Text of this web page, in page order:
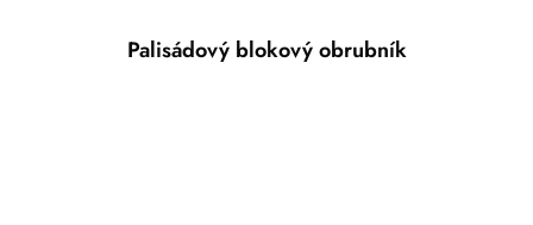
Palisádový blokový obrubník